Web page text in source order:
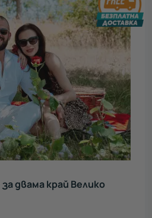
двама край Велико